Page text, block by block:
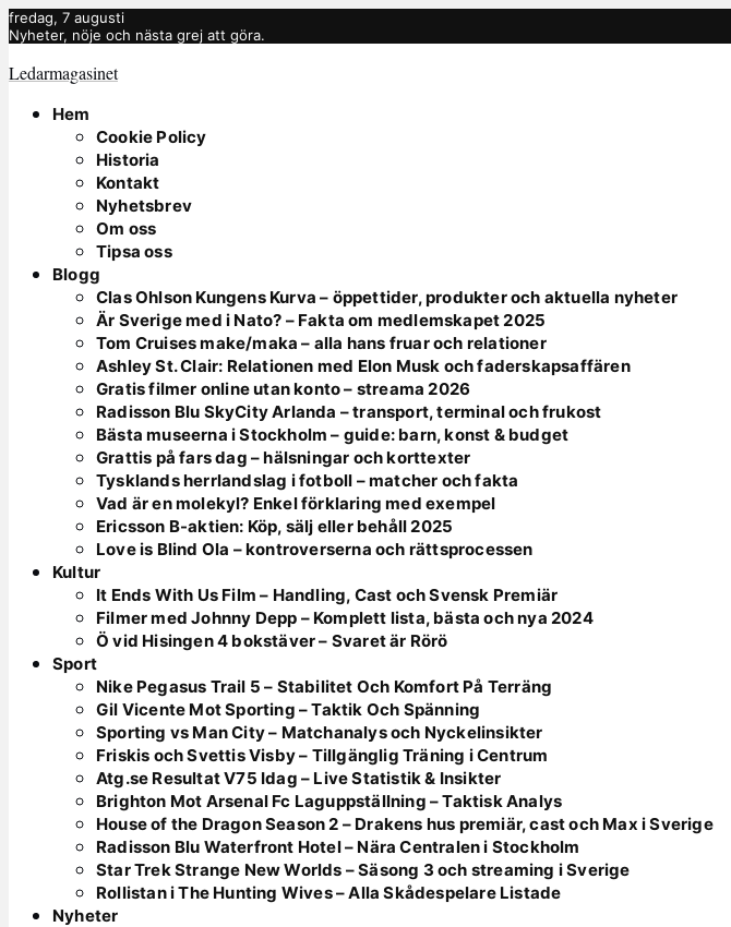
fredag, 7 augusti
Nyheter, nöje och nästa grej att göra.
Ledarmagasinet
Hem
Cookie Policy
Historia
Kontakt
Nyhetsbrev
Om oss
Tipsa oss
Blogg
Clas Ohlson Kungens Kurva – öppettider, produkter och aktuella nyheter
Är Sverige med i Nato? – Fakta om medlemskapet 2025
Tom Cruises make/maka – alla hans fruar och relationer
Ashley St. Clair: Relationen med Elon Musk och faderskapsaffären
Gratis filmer online utan konto – streama 2026
Radisson Blu SkyCity Arlanda – transport, terminal och frukost
Bästa museerna i Stockholm – guide: barn, konst & budget
Grattis på fars dag – hälsningar och korttexter
Tysklands herrlandslag i fotboll – matcher och fakta
Vad är en molekyl? Enkel förklaring med exempel
Ericsson B-aktien: Köp, sälj eller behåll 2025
Love is Blind Ola – kontroverserna och rättsprocessen
Kultur
It Ends With Us Film – Handling, Cast och Svensk Premiär
Filmer med Johnny Depp – Komplett lista, bästa och nya 2024
Ö vid Hisingen 4 bokstäver – Svaret är Rörö
Sport
Nike Pegasus Trail 5 – Stabilitet Och Komfort På Terräng
Gil Vicente Mot Sporting – Taktik Och Spänning
Sporting vs Man City – Matchanalys och Nyckelinsikter
Friskis och Svettis Visby – Tillgänglig Träning i Centrum
Atg.se Resultat V75 Idag – Live Statistik & Insikter
Brighton Mot Arsenal Fc Laguppställning – Taktisk Analys
House of the Dragon Season 2 – Drakens hus premiär, cast och Max i Sverige
Radisson Blu Waterfront Hotel – Nära Centralen i Stockholm
Star Trek Strange New Worlds – Säsong 3 och streaming i Sverige
Rollistan i The Hunting Wives – Alla Skådespelare Listade
Nyheter